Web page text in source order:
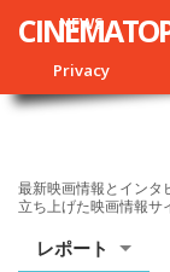
NEWS
Privacy
最新映画情報とインタ
立ち上げた映画情報サ
レポート